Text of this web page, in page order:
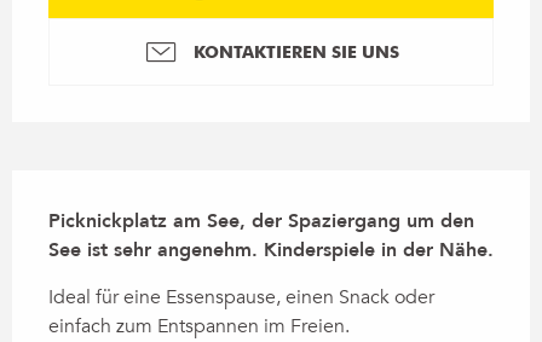
KONTAKTIEREN SIE UNS
Picknickplatz am See, der Spaziergang um den
See ist sehr angenehm. Kinderspiele in der Nähe.
Ideal für eine Essenspause, einen Snack oder
einfach zum Entspannen im Freien.